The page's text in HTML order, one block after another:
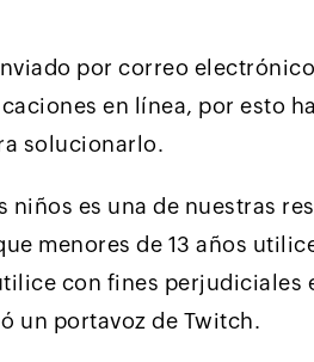
por correo
en línea, por esto
solucionarlo.
niños es una de nuestras
menores de 13 años
con fines perjudiciales
un portavoz de Twitch.